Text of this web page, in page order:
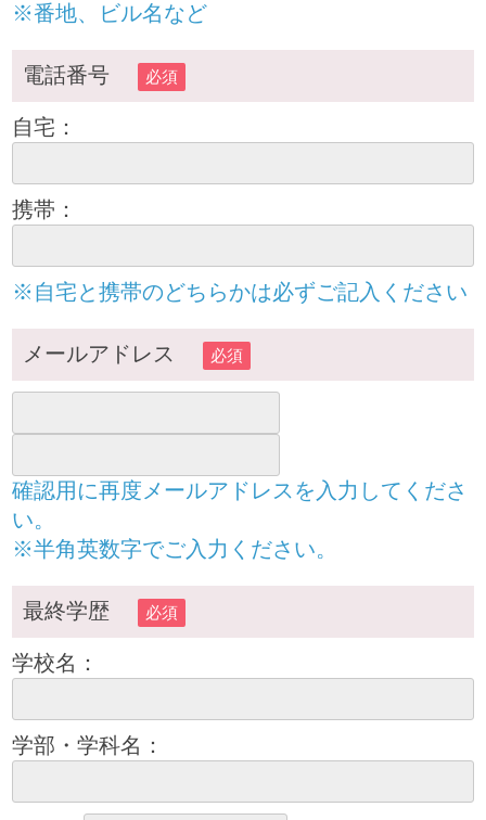
※番地、ビル名など
電話番号 必須
自宅：
携帯：
※自宅と携帯のどちらかは必ずご記入ください
メールアドレス 必須
確認用に再度メールアドレスを入力してくださ
い。
※半角英数字でご入力ください。
最終学歴 必須
学校名：
学部・学科名：